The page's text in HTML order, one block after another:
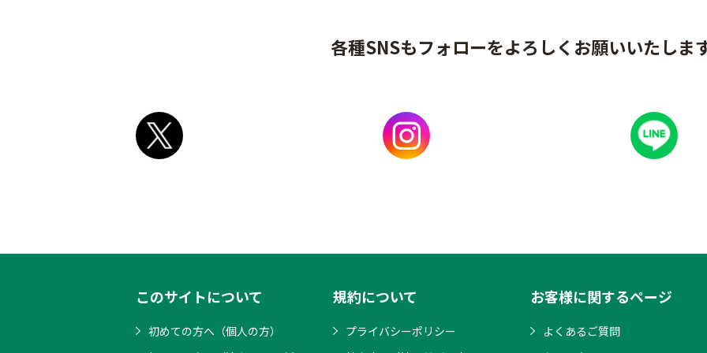
各種SNSもフォローをよろしくお願いいたしま
このサイトについて
初めての方へ（個人の方）
規約について
プライバシーポリシー
お客様に関するページ
よくあるご質問